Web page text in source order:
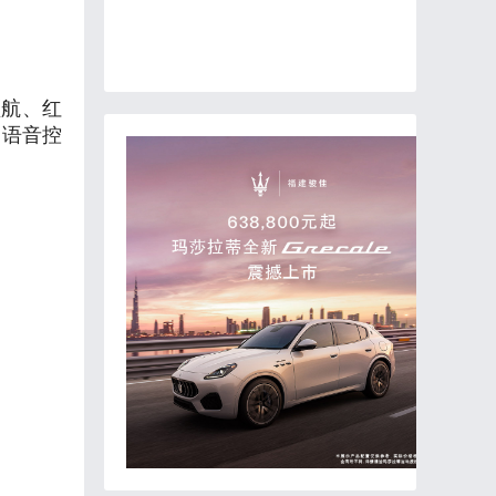
、红
音控